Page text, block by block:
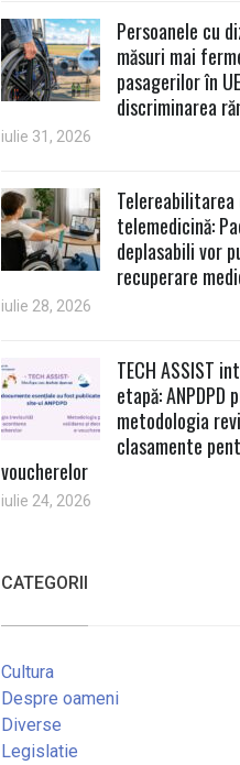
Persoanele cu
măsuri mai
pasagerilor în
discriminarea
iulie 31, 2026
Telereabilitarea
telemedicină:
deplasabili vor
recuperare
iulie 28, 2026
TECH ASSIST
etapă: ANPDPD
metodologia
clasamente
voucherelor
iulie 24, 2026
CATEGORII
Cultura
Despre oameni
Diverse
Legislatie